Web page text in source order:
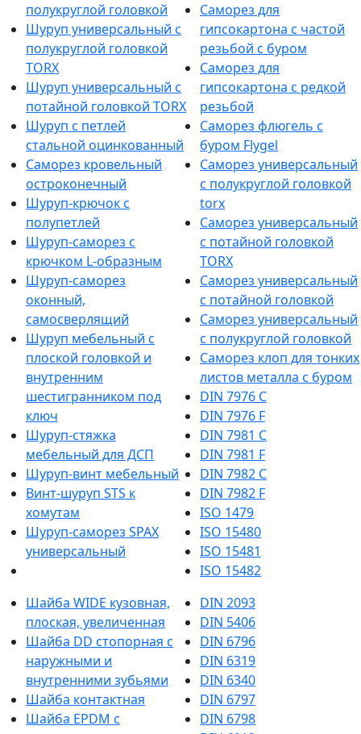
полукруглой головкой
Шуруп универсальный с
полукруглой головкой
TORX
Шуруп универсальный с
потайной головкой TORX
Шуруп с петлей
стальной оцинкованный
Саморез кровельный
остроконечный
Шуруп-крючок с
полупетлей
Шуруп-саморез с
крючком L-образным
Шуруп-саморез
оконный,
самосверлящий
Шуруп мебельный с
плоской головкой и
внутренним
шестигранником под
ключ
Шуруп-стяжка
мебельный для ДСП
Шуруп-винт мебельный
Винт-шуруп STS к
хомутам
Шуруп-саморез SPAX
универсальный
Саморез для
гипсокартона с частой
резьбой с буром
Саморез для
гипсокартона с редкой
резьбой
Саморез флюгель с
буром Flygel
Саморез универсальный
с полукруглой головкой
torx
Саморез универсальный
с потайной головкой
TORX
Саморез универсальный
с потайной головкой
Саморез универсальный
с полукруглой головкой
Саморез клоп для тонких
листов металла с буром
DIN 7976 C
DIN 7976 F
DIN 7981 C
DIN 7981 F
DIN 7982 C
DIN 7982 F
ISO 1479
ISO 15480
ISO 15481
ISO 15482
Шайба WIDE кузовная,
плоская, увеличенная
Шайба DD стопорная с
наружными и
внутренними зубьями
Шайба контактная
Шайба EPDM с
DIN 2093
DIN 5406
DIN 6796
DIN 6319
DIN 6340
DIN 6797
DIN 6798